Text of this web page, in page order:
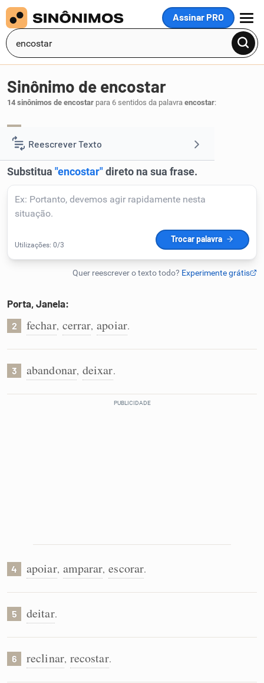
Assinar PRO
MENU
Reescrever Texto
Resumir Texto
Corrigir Texto
Detector de IA
Humanizador de IA
Conexões
Sinônimo de encostar
14 sinônimos de encostar para 6 sentidos da palavra encostar:
Porta, Janela:
2 fechar, cerrar, apoiar.
3 abandonar, deixar.
4 apoiar, amparar, escorar.
5 deitar.
6 reclinar, recostar.